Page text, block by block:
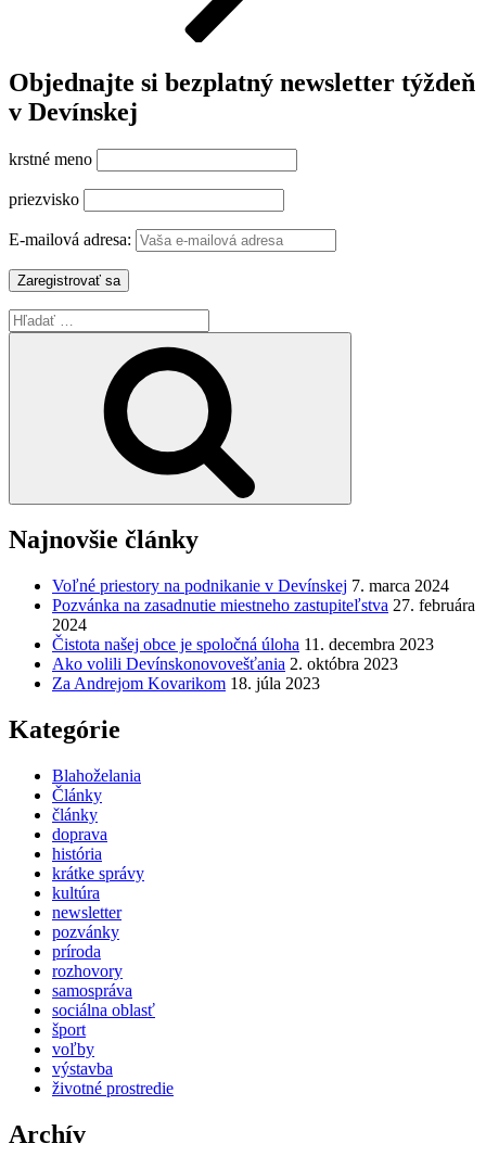
Objednajte si bezplatný newsletter týždeň
v Devínskej
krstné meno
priezvisko
E-mailová adresa:
Hľadať:
Najnovšie články
Voľné priestory na podnikanie v Devínskej 7. marca 2024
Pozvánka na zasadnutie miestneho zastupiteľstva 27. februára
2024
Čistota našej obce je spoločná úloha 11. decembra 2023
Ako volili Devínskonovovešťania 2. októbra 2023
Za Andrejom Kovarikom 18. júla 2023
Kategórie
Blahoželania
Články
články
doprava
história
krátke správy
kultúra
newsletter
pozvánky
príroda
rozhovory
samospráva
sociálna oblasť
šport
voľby
výstavba
životné prostredie
Archív